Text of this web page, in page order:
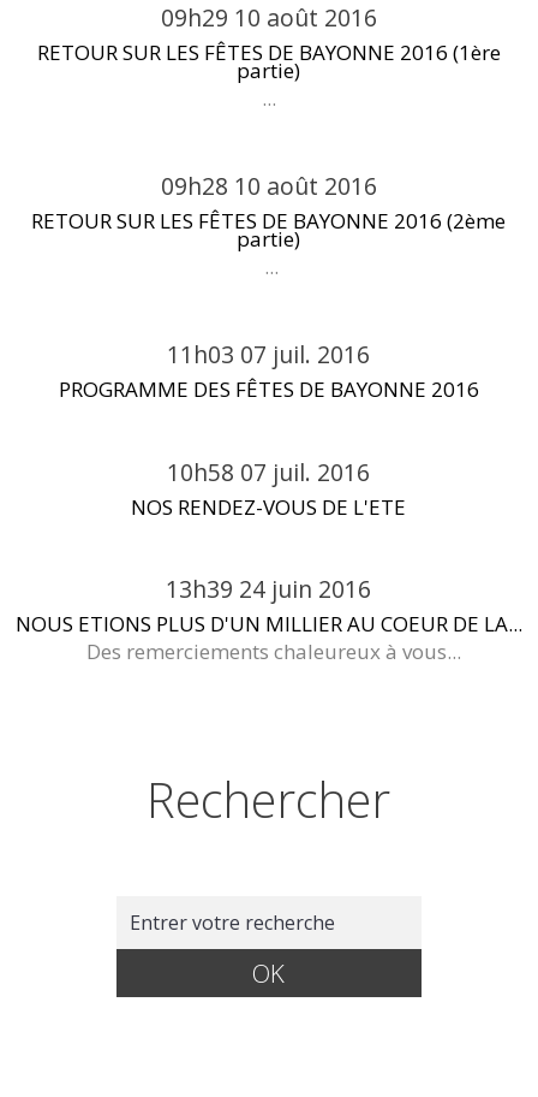
09h29 10 août 2016
RETOUR SUR LES FÊTES DE BAYONNE 2016 (1ère
partie)
...
09h28 10 août 2016
RETOUR SUR LES FÊTES DE BAYONNE 2016 (2ème
partie)
...
11h03 07 juil. 2016
PROGRAMME DES FÊTES DE BAYONNE 2016
10h58 07 juil. 2016
NOS RENDEZ-VOUS DE L'ETE
13h39 24 juin 2016
NOUS ETIONS PLUS D'UN MILLIER AU COEUR DE LA...
Des remerciements chaleureux à vous...
Rechercher